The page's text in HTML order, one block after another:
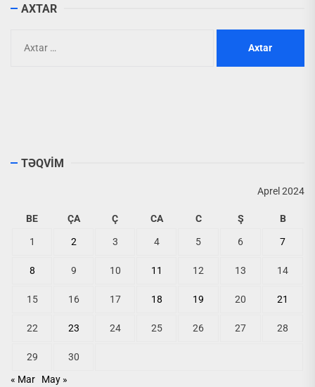
AXTAR
TƏQVİM
Aprel 2024
BE ÇA Ç CA C Ş B
1 2 3 4 5 6 7
8 9 10 11 12 13 14
15 16 17 18 19 20 21
22 23 24 25 26 27 28
29
30
« Mar
May »